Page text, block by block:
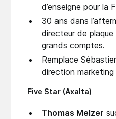
d’enseigne pour la
30 ans dans
directeur de
grands comptes.
Remplace
direction
Five Star (Axalta)
Thomas Melzer